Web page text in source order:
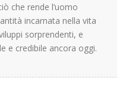
che rende l’uomo
incarnata nella vita
sorprendenti, e
e credibile ancora oggi.